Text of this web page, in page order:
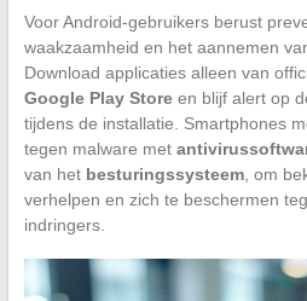
Voor Android-gebruikers berust
waakzaamheid en het aannemen
Download applicaties alleen van
Google Play Storeen blijf alert op
tijdens de installatie. Smartphones
tegen malware met
van het besturingssysteem, om
verhelpen en zich te beschermen
indringers.